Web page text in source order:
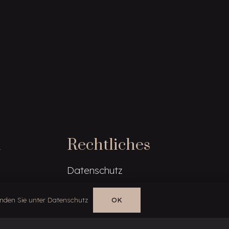
Rechtliches
Datenschutz
Impressum
Sie unter Datenschutz OK